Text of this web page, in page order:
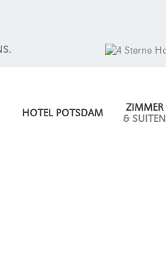
HOTEL POTSDAM
ZIMMER
& SUITEN